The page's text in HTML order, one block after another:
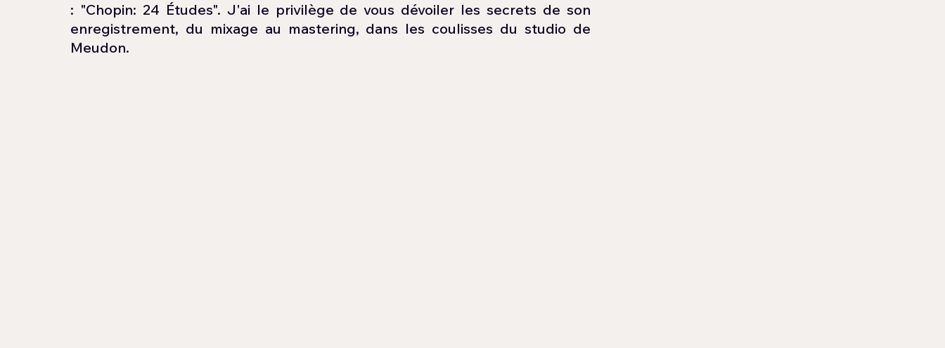
: "Chopin: 24 Études". J'ai le privilège de vous dévoiler les secrets de son
enregistrement, du mixage au mastering, dans les coulisses du studio de
Meudon.